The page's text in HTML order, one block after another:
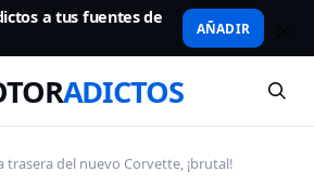
a tus fuentes de
AÑADIR
ADICTOS
trasera del nuevo Corvette, ¡brutal!